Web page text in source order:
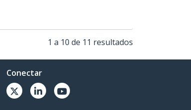
1 a 10 de 11 resultados
Conectar